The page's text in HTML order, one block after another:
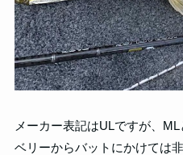
メーカー表記はULですが、
ベリーからバットにかけては